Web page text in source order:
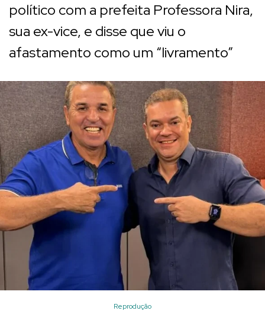
político com a prefeita Professora Nira,
sua ex-vice, e disse que viu o
afastamento como um “livramento”
Reprodução